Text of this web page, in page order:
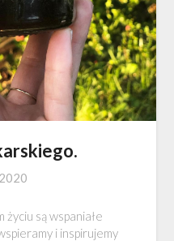
życiu są wspaniałe
i inspirujemy